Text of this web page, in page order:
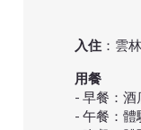
入住 ：雲
用餐
- 早餐：酒
- 午餐：體